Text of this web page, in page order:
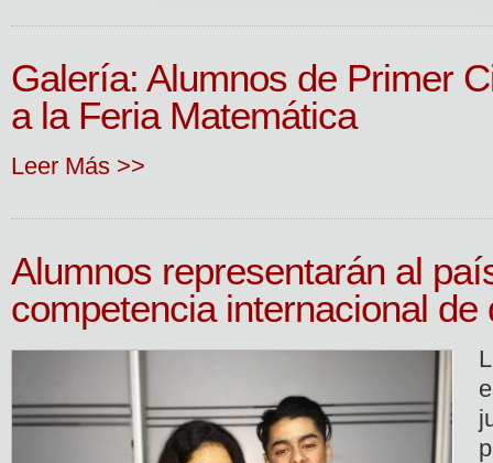
Galería: Alumnos de Primer
a la Feria Matemática
Leer Más >>
Alumnos representarán al
competencia internacional de